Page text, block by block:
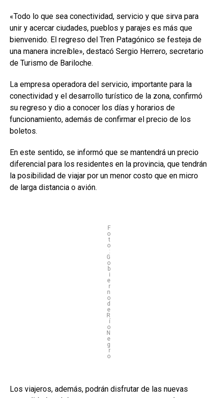
«Todo lo que sea conectividad, servicio y que sirva para
unir y acercar ciudades, pueblos y parajes es más que
bienvenido. El regreso del Tren Patagónico se festeja de
una manera increíble», destacó Sergio Herrero, secretario
de Turismo de Bariloche.
La empresa operadora del servicio, importante para la
conectividad y el desarrollo turístico de la zona, confirmó
su regreso y dio a conocer los días y horarios de
funcionamiento, además de confirmar el precio de los
boletos.
En este sentido, se informó que se mantendrá un precio
diferencial para los residentes en la provincia, que tendrán
la posibilidad de viajar por un menor costo que en micro
de larga distancia o avión.
F
o
t
o
:
G
o
b
i
e
r
n
o
d
e
R
í
o
N
e
g
r
o
Los viajeros, además, podrán disfrutar de las nuevas